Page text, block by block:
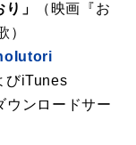
」
（映画『お
）
びiTunes
ウンロードサー